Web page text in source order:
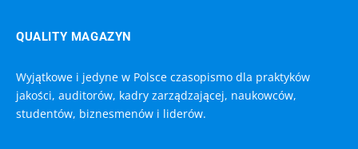
QUALITY MAGAZYN
Wyjątkowe i jedyne w Polsce czasopismo dla praktyków
jakości, auditorów, kadry zarządzającej, naukowców,
studentów, biznesmenów i liderów.